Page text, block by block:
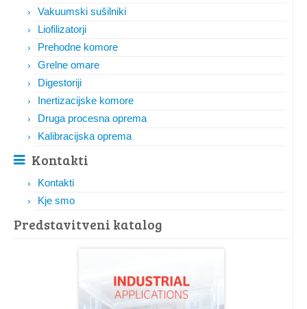
Vakuumski sušilniki
Liofilizatorji
Prehodne komore
Grelne omare
Digestoriji
Inertizacijske komore
Druga procesna oprema
Kalibracijska oprema
Kontakti
Kontakti
Kje smo
Predstavitveni katalog​​